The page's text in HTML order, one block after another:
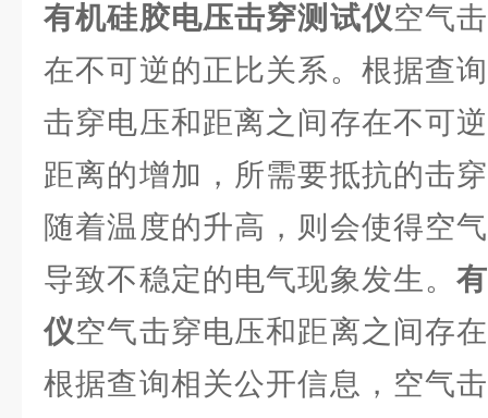
有机硅胶电压击穿测试仪空气
在不可逆的正比关系。根据查
击穿电压和距离之间存在不可
距离的增加，所需要抵抗的击
随着温度的升高，则会使得空
导致不稳定的电气现象发生。
仪空气击穿电压和距离之间存
根据查询相关公开信息，空气